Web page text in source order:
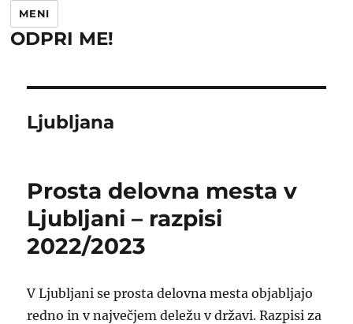
ODPRI ME!
MENI
Ljubljana
Prosta delovna mesta v
Ljubljani – razpisi
2022/2023
V Ljubljani se prosta delovna mesta objabljajo
redno in v največjem deležu v državi. Razpisi za